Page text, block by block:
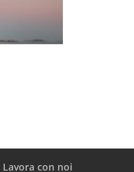
Lavora con noi